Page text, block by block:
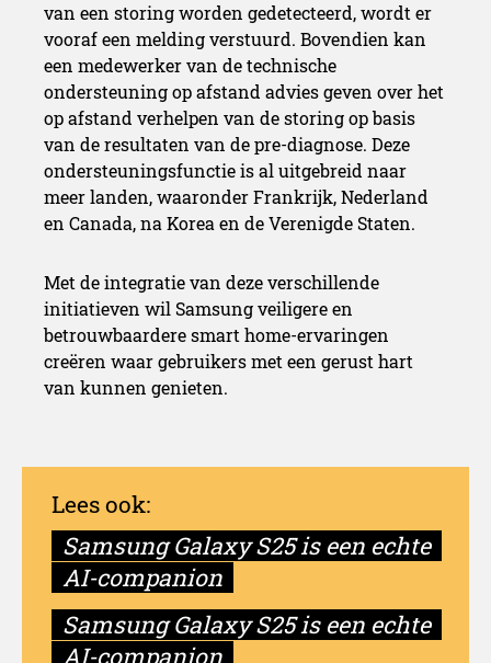
van een storing worden gedetecteerd, wordt er
vooraf een melding verstuurd. Bovendien kan
een medewerker van de technische
ondersteuning op afstand advies geven over het
op afstand verhelpen van de storing op basis
van de resultaten van de pre-diagnose. Deze
ondersteuningsfunctie is al uitgebreid naar
meer landen, waaronder Frankrijk, Nederland
en Canada, na Korea en de Verenigde Staten.
Met de integratie van deze verschillende
initiatieven wil Samsung veiligere en
betrouwbaardere smart home-ervaringen
creëren waar gebruikers met een gerust hart
van kunnen genieten.
Samsung Galaxy S25 is een echte
AI-companion
Samsung Galaxy S25 is een echte
AI-companion